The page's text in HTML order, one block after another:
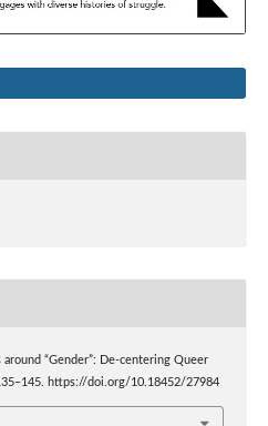
“Gender”: De-centering Queer
https://doi.org/10.18452/27984